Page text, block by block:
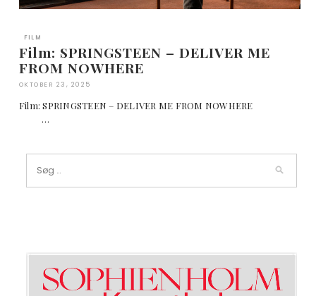
FILM
Film: SPRINGSTEEN – DELIVER ME
FROM NOWHERE
OKTOBER 23, 2025
Film: SPRINGSTEEN – DELIVER ME FROM NOWHERE
…